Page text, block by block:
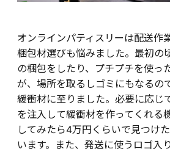
オンラインパティスリーは配送作
梱包材選びも悩みました。最初の
の梱包をしたり、プチプチを使っ
が、場所を取るしゴミにもなるの
緩衝材に至りました。必要に応じ
を注入して緩衝材を作ってくれる
してみたら4万円くらいで見つけ
います。また、発送に使うロゴ入